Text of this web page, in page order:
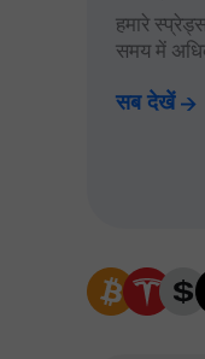
हमारे
समय में
सब देखें